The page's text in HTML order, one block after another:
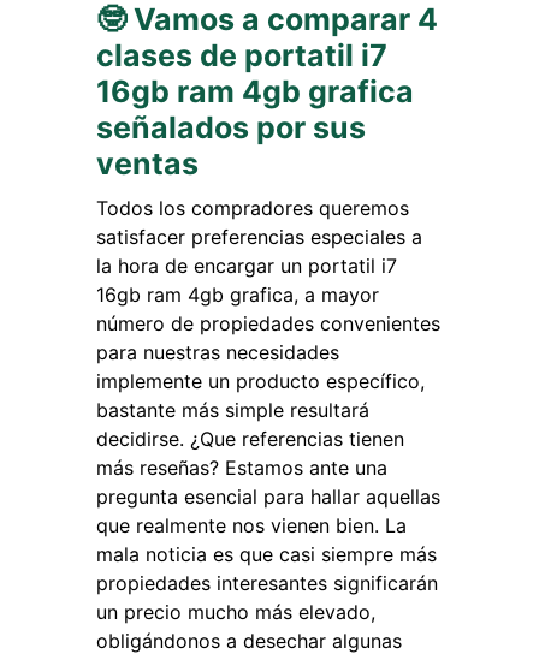
🤓 Vamos a comparar 4
clases de portatil i7
16gb ram 4gb grafica
señalados por sus
ventas
Todos los compradores queremos
satisfacer preferencias especiales a
la hora de encargar un portatil i7
16gb ram 4gb grafica, a mayor
número de propiedades convenientes
para nuestras necesidades
implemente un producto específico,
bastante más simple resultará
decidirse. ¿Que referencias tienen
más reseñas? Estamos ante una
pregunta esencial para hallar aquellas
que realmente nos vienen bien. La
mala noticia es que casi siempre más
propiedades interesantes significarán
un precio mucho más elevado,
obligándonos a desechar algunas